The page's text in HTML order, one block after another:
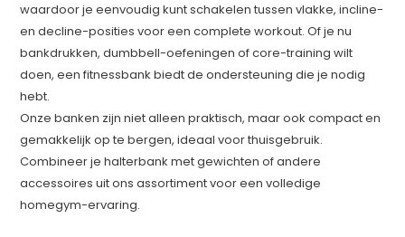
waardoor je eenvoudig kunt schakelen tussen vlakke, incline-
en decline-posities voor een complete workout. Of je nu
bankdrukken, dumbbell-oefeningen of core-training wilt
doen, een fitnessbank biedt de ondersteuning die je nodig
hebt.
Onze banken zijn niet alleen praktisch, maar ook compact en
gemakkelijk op te bergen, ideaal voor thuisgebruik.
Combineer je halterbank met gewichten of andere
accessoires uit ons assortiment voor een volledige
homegym-ervaring.